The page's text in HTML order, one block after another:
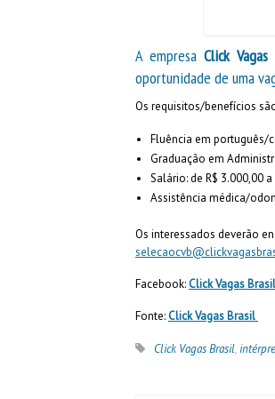
A empresaClick Vagas
oportunidade de uma
Os requisitos/benefícios
Fluência em português/
Graduação em
Salário: de R$ 3.000,00
Assistência médica/
Os interessados deverão
Facebook:Click Vagas Brasil
Fonte:Click Vagas Brasil
Click Vagas Brasil,